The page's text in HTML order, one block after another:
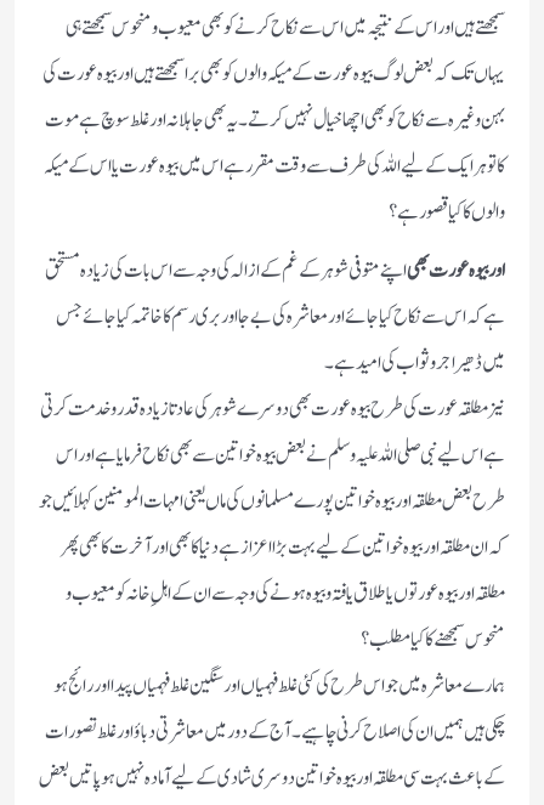
سمجھتے ہیں اور اس کے نتیجہ میں اس سے نکاح کرنے کو بھی معیوب و منحوس سمجھتے ہی
یہاں تک کہ بعض لوگ بیوہ عورت کے میکہ والوں کو بھی برا سمجھتے ہیں اور بیوہ عورت کی
بہن وغیرہ سے نکاح کو بھی اچھا خیال نہیں کرتے۔ یہ بھی جاہلانہ اور غلط سوچ ہے موت
کا تو ہر ایک کے لیے اللہ کی طرف سے وقت مقرر ہے اس میں بیوہ عورت یا اس کے میکہ
والوں کا کیا قصور ہے؟
اور بیوہ عورت بھیاپنے متوفی شوہر کے غم کے ازالہ کی وجہ سے اس بات کی زیادہ مستحق
ہے کہ اس سے نکاح کیا جائے اور معاشرہ کی بے جا اور بری رسم کا خاتمہ کیا جائے جس
میں ڈھیر اجر و ثواب کی امید ہے۔
نیز مطلقہ عورت کی طرح بیوہ عورت بھی دوسرے شوہر کی عادتا زیادہ قدر و خدمت کرتی
ہے اس لیے نبی صلی اللہ علیہ وسلم نے بعض بیوہ خواتین سے بھی نکاح فرمایا ہے اور اس
طرح بعض مطلقہ اور بیوہ خواتین پورے مسلمانوں کی ماں یعنی امہات المومنین کہلائیں جو
کہ ان مطلقہ اور بیوہ خواتین کے لیے بہت بڑا اعزاز ہے دنیا کا بھی اور آخرت کا بھی پھر
مطلقہ اور بیوہ عورتوں یا طلاق یافتہ و بیوہ ہونے کی وجہ سے ان کے اہلِ خانہ کو معیوب و
منحوس سمجھنے کا کیا مطلب؟
ہمارے معاشرہ میں جو اس طرح کی کئی غلط فہمیاں اور سنگین غلط فہمیاں پیدا اور رائج ہو
چکی ہیں ہمیں ان کی اصلاح کرنی چاہیے۔ آج کے دور میں معاشرتی دباؤ اور غلط تصورات
کے باعث بہت سی مطلقہ اور بیوہ خواتین دوسری شادی کے لیے آمادہ نہیں ہو پاتیں بعض